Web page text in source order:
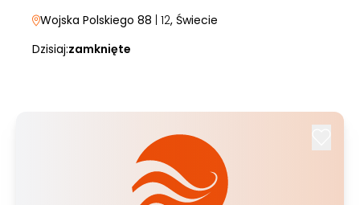
Wojska Polskiego 88 | 12, Świecie
Dzisiaj:zamknięte